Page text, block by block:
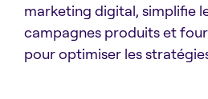
marketing digital, simplifie
campagnes produits et
pour optimiser les